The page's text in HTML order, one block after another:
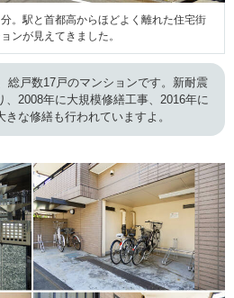
。駅と首都高からほどよく離れた住宅街
ンが見えてきました。
総戸数17戸のマンションです。新耐震
、2008年に大規模修繕工事、2016年に
な修繕も行われていますよ。